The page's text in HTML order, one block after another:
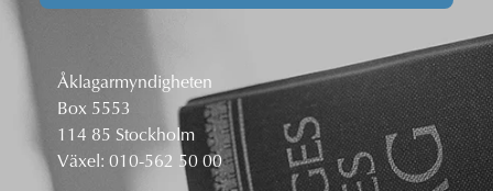
Åklagarmyndigheten
Box 5553
114 85 Stockholm
Växel: 010-562 50 00